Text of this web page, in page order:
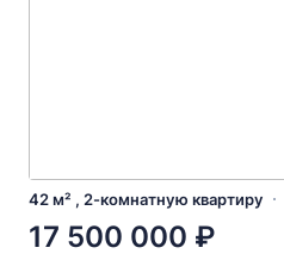
42 м² , 2-комнатную квартиру
17 500 000 ₽